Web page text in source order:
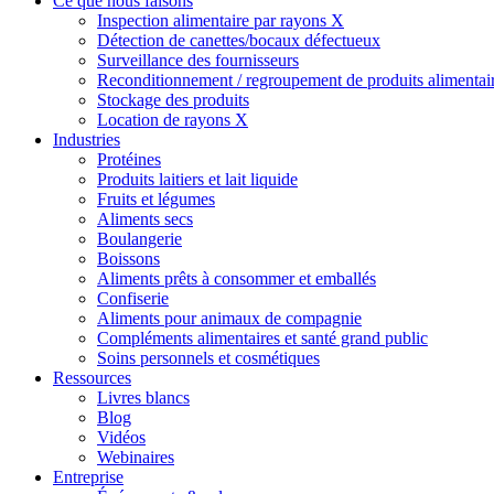
Inspection alimentaire par rayons X
Détection de canettes/bocaux défectueux
Surveillance des fournisseurs
Reconditionnement / regroupement de produits
Stockage des produits
Location de rayons X
Industries
Protéines
Produits laitiers et lait liquide
Fruits et légumes
Aliments secs
Boulangerie
Boissons
Aliments prêts à consommer et emballés
Confiserie
Aliments pour animaux de compagnie
Compléments alimentaires et santé grand public
Soins personnels et cosmétiques
Ressources
Livres blancs
Blog
Vidéos
Webinaires
Entreprise